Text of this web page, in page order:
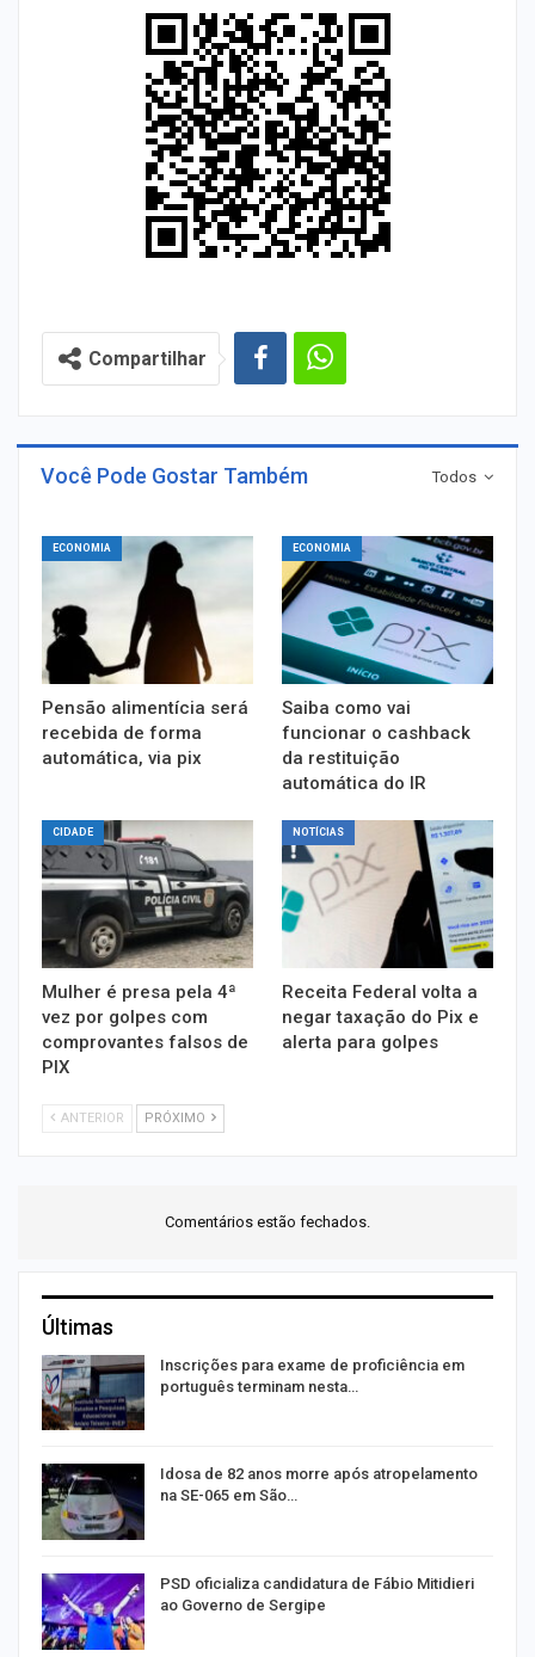
Compartilhar
Todos
Você Pode Gostar Também
ECONOMIA
Pensão alimentícia será
recebida de forma
automática, via pix
ECONOMIA
Saiba como vai
funcionar o cashback
da restituição
automática do IR
CIDADE
Mulher é presa pela 4ª
vez por golpes com
comprovantes falsos de
PIX
NOTÍCIAS
Receita Federal volta a
negar taxação do Pix e
alerta para golpes
ANTERIOR PRÓXIMO
Comentários estão fechados.
Últimas
Inscrições para exame de proficiência em
português terminam nesta…
Idosa de 82 anos morre após atropelamento
na SE-065 em São…
PSD oficializa candidatura de Fábio Mitidieri
ao Governo de Sergipe